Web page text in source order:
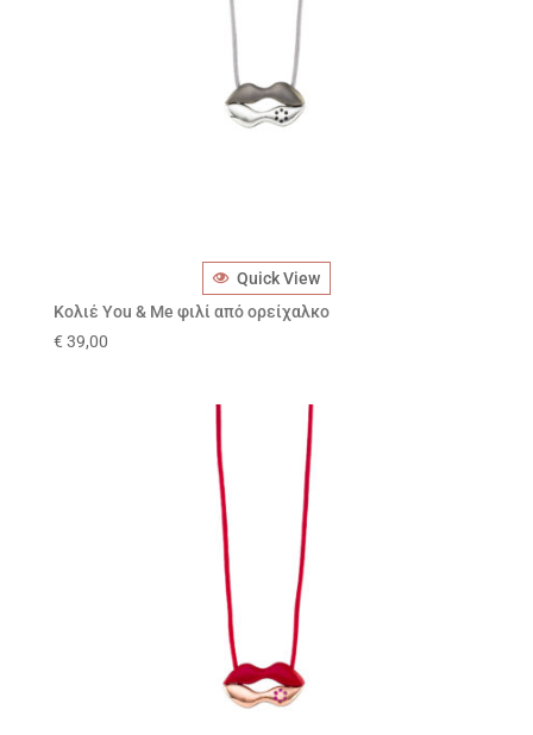
Quick View
Κολιέ You & Me φιλί από ορείχαλκο
€ 39,00